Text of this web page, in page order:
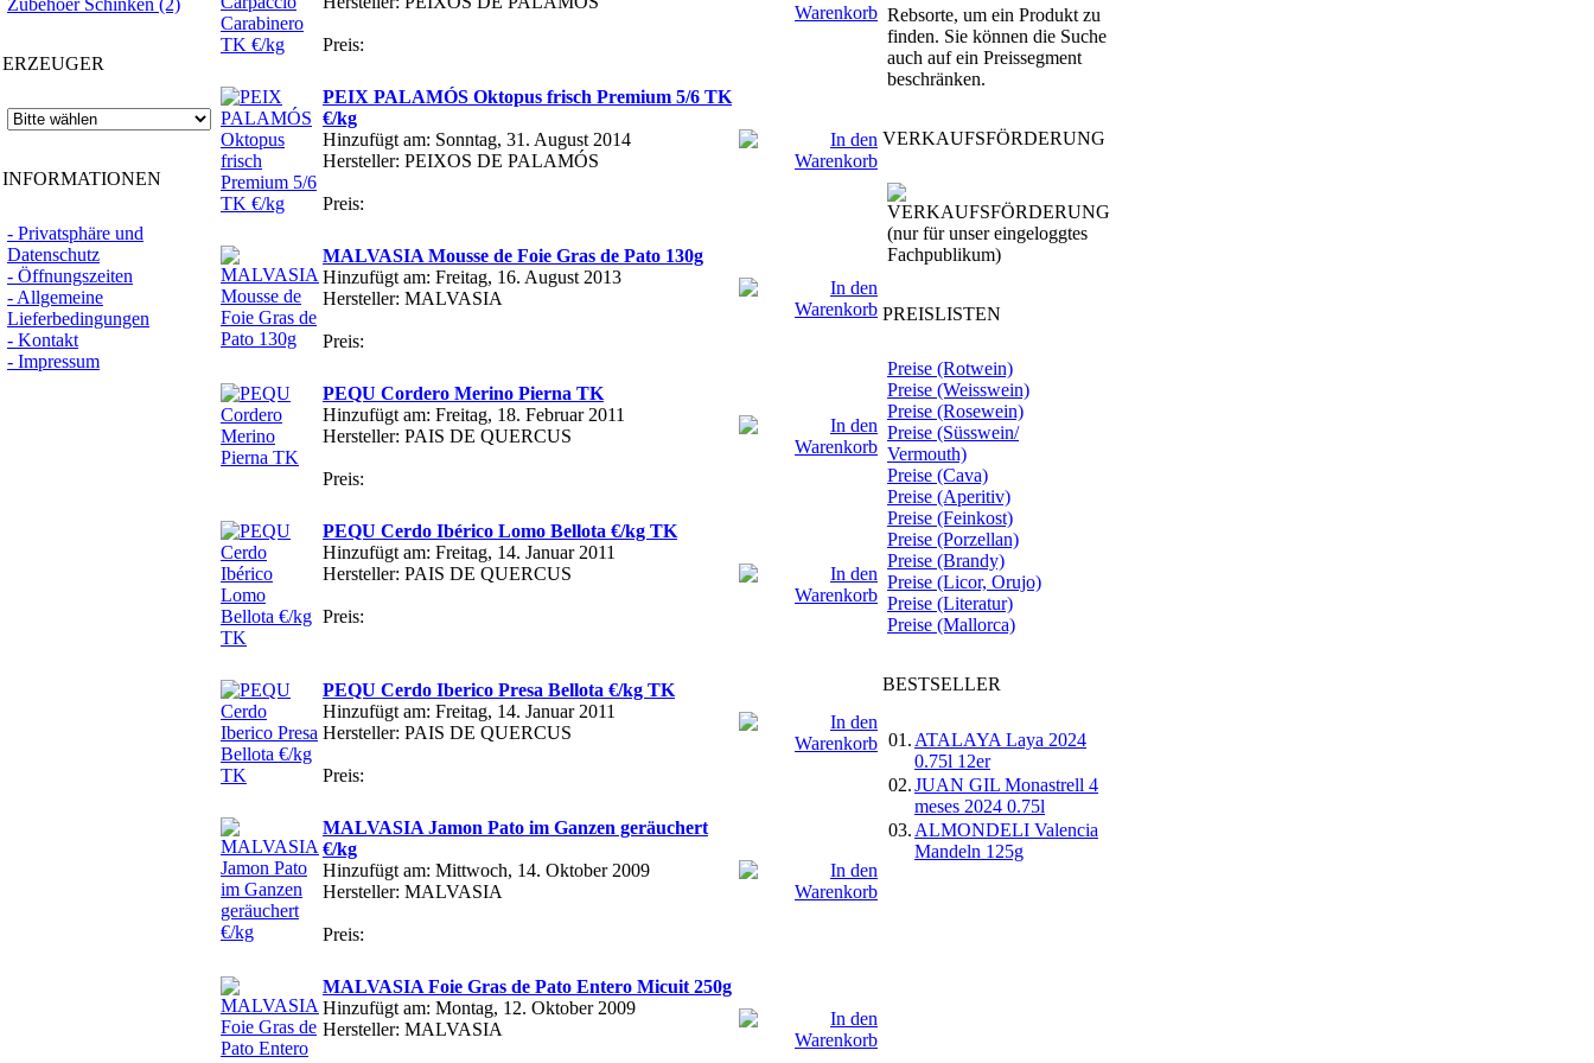
Zubehoer Schinken (2)
ERZEUGER
INFORMATIONEN
- Privatsphäre und
Datenschutz
- Öffnungszeiten
- Allgemeine
Lieferbedingungen
- Kontakt
- Impressum
Preis:
PEIX PALAMÓS Oktopus frisch Premium 5/6 TK
€/kg
Hinzufügt am: Sonntag, 31. August 2014
Hersteller: PEIXOS DE PALAMÓS
Preis:
MALVASIA Mousse de Foie Gras de Pato 130g
Hinzufügt am: Freitag, 16. August 2013
Hersteller: MALVASIA
Preis:
PEQU Cordero Merino Pierna TK
Hinzufügt am: Freitag, 18. Februar 2011
Hersteller: PAIS DE QUERCUS
Preis:
PEQU Cerdo Ibérico Lomo Bellota €/kg TK
Hinzufügt am: Freitag, 14. Januar 2011
Hersteller: PAIS DE QUERCUS
Preis:
PEQU Cerdo Iberico Presa Bellota €/kg TK
Hinzufügt am: Freitag, 14. Januar 2011
Hersteller: PAIS DE QUERCUS
Preis:
MALVASIA Jamon Pato im Ganzen geräuchert
€/kg
Hinzufügt am: Mittwoch, 14. Oktober 2009
Hersteller: MALVASIA
Preis:
MALVASIA Foie Gras de Pato Entero Micuit 250g
Hinzufügt am: Montag, 12. Oktober 2009
Hersteller: MALVASIA
Rebsorte, um ein Produkt zu
finden. Sie können die Suche
auch auf ein Preissegment
beschränken.
VERKAUFSFÖRDERUNG
(nur für unser eingeloggtes
Fachpublikum)
PREISLISTEN
Preise (Rotwein)
Preise (Weisswein)
Preise (Rosewein)
Preise (Süsswein/
Vermouth)
Preise (Cava)
Preise (Aperitiv)
Preise (Feinkost)
Preise (Porzellan)
Preise (Brandy)
Preise (Licor, Orujo)
Preise (Literatur)
Preise (Mallorca)
BESTSELLER
01. ATALAYA Laya 2024
0.75l 12er
02.JUAN GIL Monastrell 4
meses 2024 0.75l
03. ALMONDELI Valencia
Mandeln 125g